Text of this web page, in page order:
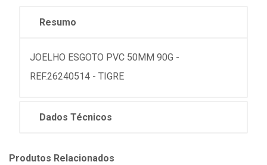
Resumo
JOELHO ESGOTO PVC 50MM 90G -
REF.26240514 - TIGRE
Dados Técnicos
Produtos Relacionados